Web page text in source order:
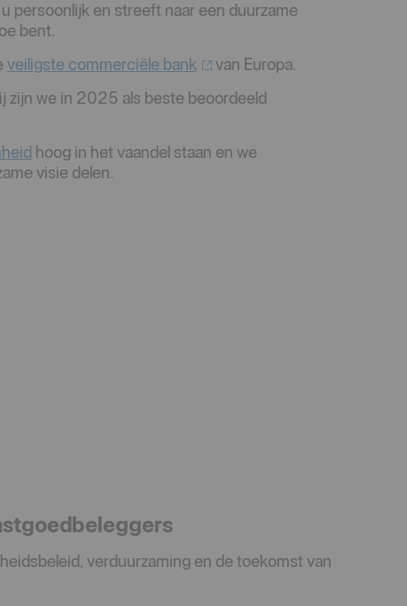
persoonlijk en streeft naar een duurzame
bent.
veiligste commerciële bank
van Europa.
zijn we in 2025 als beste beoordeeld
hoog in het vaandel staan en we
visie delen.
verduurzaming en de toekomst van